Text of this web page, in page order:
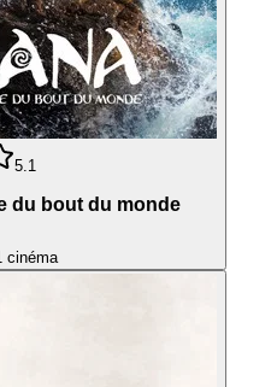
5.1
du bout du monde
cinéma